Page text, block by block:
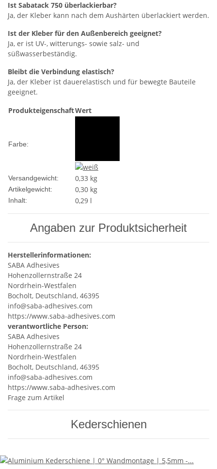
Ist Sabatack 750 überlackierbar?
Ja, der Kleber kann nach dem Aushärten überlackiert werden.
Ist der Kleber für den Außenbereich geeignet?
Ja, er ist UV-, witterungs- sowie salz- und
süßwasserbeständig.
Bleibt die Verbindung elastisch?
Ja, der Kleber ist dauerelastisch und für bewegte Bauteile
geeignet.
ProdukteigenschaftWert
Farbe:
Versandgewicht: 0,33 kg
Artikelgewicht: 0,30 kg
Inhalt: 0,29 l
Angaben zur Produktsicherheit
Herstellerinformationen:
SABA Adhesives
Hohenzollernstraße 24
Nordrhein-Westfalen
Bocholt, Deutschland, 46395
info@saba-adhesives.com
https://www.saba-adhesives.com
verantwortliche Person:
SABA Adhesives
Hohenzollernstraße 24
Nordrhein-Westfalen
Bocholt, Deutschland, 46395
info@saba-adhesives.com
https://www.saba-adhesives.com
Frage zum Artikel
Kederschienen